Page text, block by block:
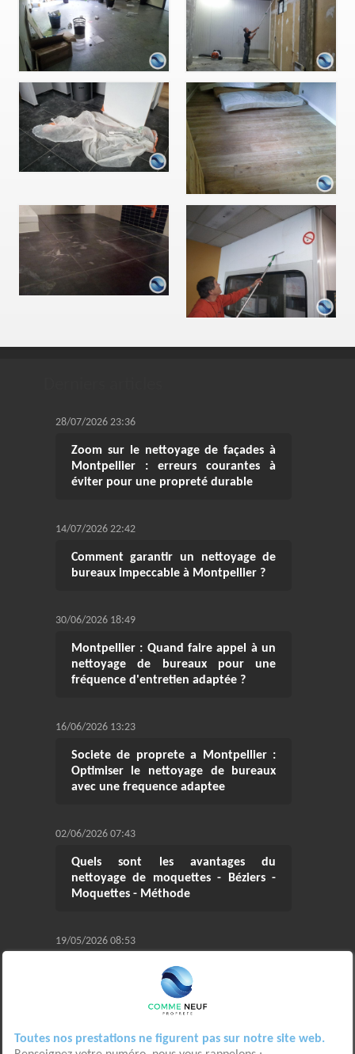
Toutes nos prestations ne figurent pas sur notre site web.
28/07/2026 23:36
Zoom sur le nettoyage de façades à
Montpellier : erreurs courantes à
éviter pour une propreté durable
14/07/2026 22:42
Comment garantir un nettoyage de
bureaux impeccable à Montpellier ?
30/06/2026 18:49
Montpellier : Quand faire appel à un
nettoyage de bureaux pour une
fréquence d'entretien adaptée ?
16/06/2026 13:23
Societe de proprete a Montpellier :
Optimiser le nettoyage de bureaux
avec une frequence adaptee
02/06/2026 07:43
Quels sont les avantages du
nettoyage de moquettes - Béziers -
Moquettes - Méthode
19/05/2026 08:53
Service de nettoyage professionnel à
Montpellier : Optimiser le nettoyage
de bureaux pour un gain de temps
05/05/2026 12:34